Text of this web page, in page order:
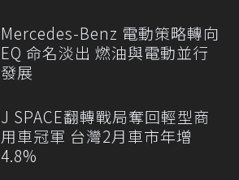
Mercedes-Benz 電動策略轉向
EQ 命名淡出 燃油與電動並行
發展
J SPACE翻轉戰局奪回輕型商
用車冠軍 台灣2月車市年增
4.8%